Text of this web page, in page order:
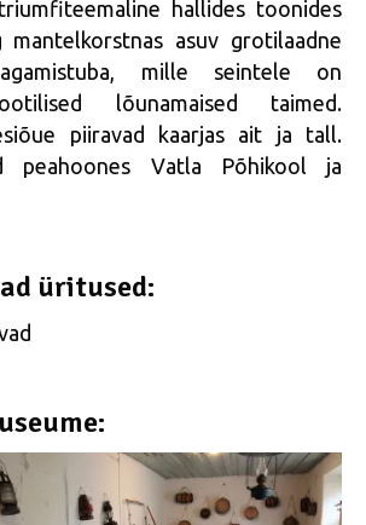
hallides toonides
mantelkorstnas asuv grotilaadne
mille seintele on
lõunamaised taimed.
piiravad kaarjas ait ja tall.
peahoones Vatla Põhikool ja
üritused: